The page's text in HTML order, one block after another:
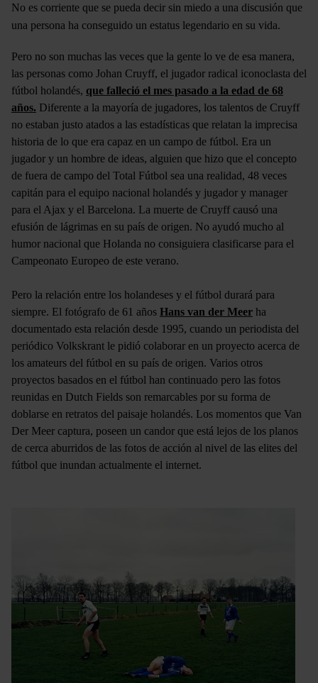
No es corriente que se pueda decir sin miedo a una discusión que
una persona ha conseguido un estatus legendario en su vida.
Pero no son muchas las veces que la gente lo ve de esa manera,
las personas como Johan Cruyff, el jugador radical iconoclasta del
fútbol holandés, que falleció el mes pasado a la edad de 68
años. Diferente a la mayoría de jugadores, los talentos de Cruyff
no estaban justo atados a las estadísticas que relatan la imprecisa
historia de lo que era capaz en un campo de fútbol. Era un
jugador y un hombre de ideas, alguien que hizo que el concepto
de fuera de campo del Total Fútbol sea una realidad, 48 veces
capitán para el equipo nacional holandés y jugador y manager
para el Ajax y el Barcelona. La muerte de Cruyff causó una
efusión de lágrimas en su país de origen. No ayudó mucho al
humor nacional que Holanda no consiguiera clasificarse para el
Campeonato Europeo de este verano.
Pero la relación entre los holandeses y el fútbol durará para
siempre. El fotógrafo de 61 años Hans van der Meer ha
documentado esta relación desde 1995, cuando un periodista del
periódico Volkskrant le pidió colaborar en un proyecto acerca de
los amateurs del fútbol en su país de origen. Varios otros
proyectos basados en el fútbol han continuado pero las fotos
reunidas en Dutch Fields son remarcables por su forma de
doblarse en retratos del paisaje holandés. Los momentos que Van
Der Meer captura, poseen un candor que está lejos de los planos
de cerca aburridos de las fotos de acción al nivel de las elites del
fútbol que inundan actualmente el internet.